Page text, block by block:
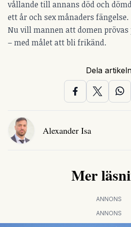
vållande till annans död och
ett år och sex månaders fängelse.
Nu vill mannen att domen
– med målet att bli frikänd.
Dela
Alexander Isa
Mer
ANNONS
ANNONS